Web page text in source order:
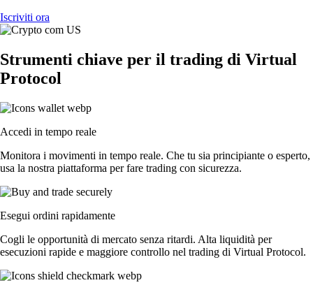
Iscriviti ora
Strumenti chiave per il trading di Virtual
Protocol
Accedi in tempo reale
Monitora i movimenti in tempo reale. Che tu sia principiante o esperto,
usa la nostra piattaforma per fare trading con sicurezza.
Esegui ordini rapidamente
Cogli le opportunità di mercato senza ritardi. Alta liquidità per
esecuzioni rapide e maggiore controllo nel trading di Virtual Protocol.